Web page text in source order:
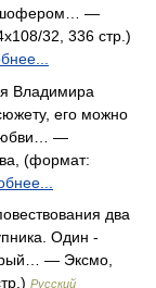
шофером… —
32, 336 стр.)
Владимира
его можно
—
(формат:
два
Один -
— Эксмо,
Русский